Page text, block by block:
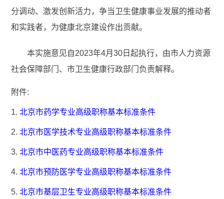
分调动、激发创新活力，争当卫生健康事业发展的推动者
和实践者，为健康北京建设作出贡献。
本实施意见自2023年4月30日起执行，由市人力资源
社会保障部门、市卫生健康行政部门负责解释。
附件:
1.北京市药学专业高级职称基本标准条件
2.北京市医学技术专业高级职称基本标准条件
3.北京市中医药专业高级职称基本标准条件
4.北京市预防医学专业高级职称基本标准条件
5.北京市基层卫生专业高级职称基本标准条件